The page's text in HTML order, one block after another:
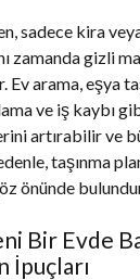
sadece kira
zamanda gizli
arama, eşya
ve iş kaybı
artırabilir ve
taşınma
önünde
Bir Evde
İpuçları